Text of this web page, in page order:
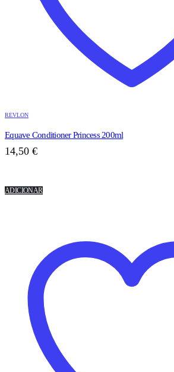
REVLON
Equave Conditioner Princess 200ml
14,50 €
ADICIONAR